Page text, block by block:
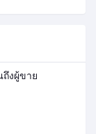
งผู้ขาย